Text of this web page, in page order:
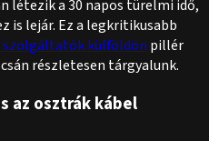
létezika 30 napos türelmi idő,
lejár. Ez a legkritikusabb
szolgáltatók külföldön pillér
részletesen tárgyalunk.
az osztrák kábel